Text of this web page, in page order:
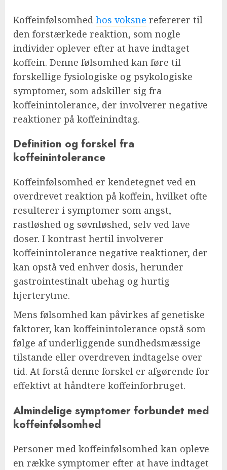
Koffeinfølsomhed hos voksne refererer til
den forstærkede reaktion, som nogle
individer oplever efter at have indtaget
koffein. Denne følsomhed kan føre til
forskellige fysiologiske og psykologiske
symptomer, som adskiller sig fra
koffeinintolerance, der involverer negative
reaktioner på koffeinindtag.
Definition og forskel fra
koffeinintolerance
Koffeinfølsomhed er kendetegnet ved en
overdrevet reaktion på koffein, hvilket ofte
resulterer i symptomer som angst,
rastløshed og søvnløshed, selv ved lave
doser. I kontrast hertil involverer
koffeinintolerance negative reaktioner, der
kan opstå ved enhver dosis, herunder
gastrointestinalt ubehag og hurtig
hjerterytme.
Mens følsomhed kan påvirkes af genetiske
faktorer, kan koffeinintolerance opstå som
følge af underliggende sundhedsmæssige
tilstande eller overdreven indtagelse over
tid. At forstå denne forskel er afgørende for
effektivt at håndtere koffeinforbruget.
Almindelige symptomer forbundet med
koffeinfølsomhed
Personer med koffeinfølsomhed kan opleve
en række symptomer efter at have indtaget